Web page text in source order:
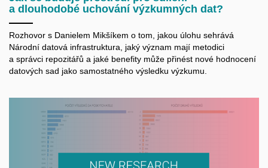
a dlouhodobé uchování výzkumných dat?
Rozhovor s Danielem Mikšíkem o tom, jakou úlohu sehrává
Národní datová infrastruktura, jaký význam mají metodici
a správci repozitářů a jaké benefity může přinést nové hodnocení
datových sad jako samostatného výsledku výzkumu.